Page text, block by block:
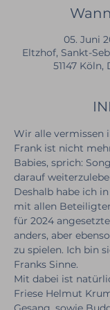
05. Juni
Eltzhof, Sankt-
51147
Wir alle vermissen
Frank ist nicht
Babies, sprich:
darauf
Deshalb habe ich
mit allen
für 2024
anders, aber
zu spielen. Ich bin
Franks Sinne.
Mit dabei ist
Friese Helmut